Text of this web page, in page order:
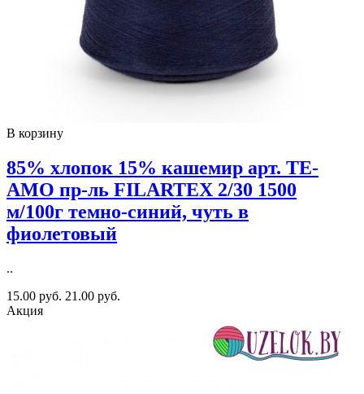
В корзину
85% хлопок 15% кашемир арт. TE-
AMO пр-ль FILARTEX 2/30 1500
м/100г темно-синий, чуть в
фиолетовый
..
15.00 руб. 21.00 руб.
Акция